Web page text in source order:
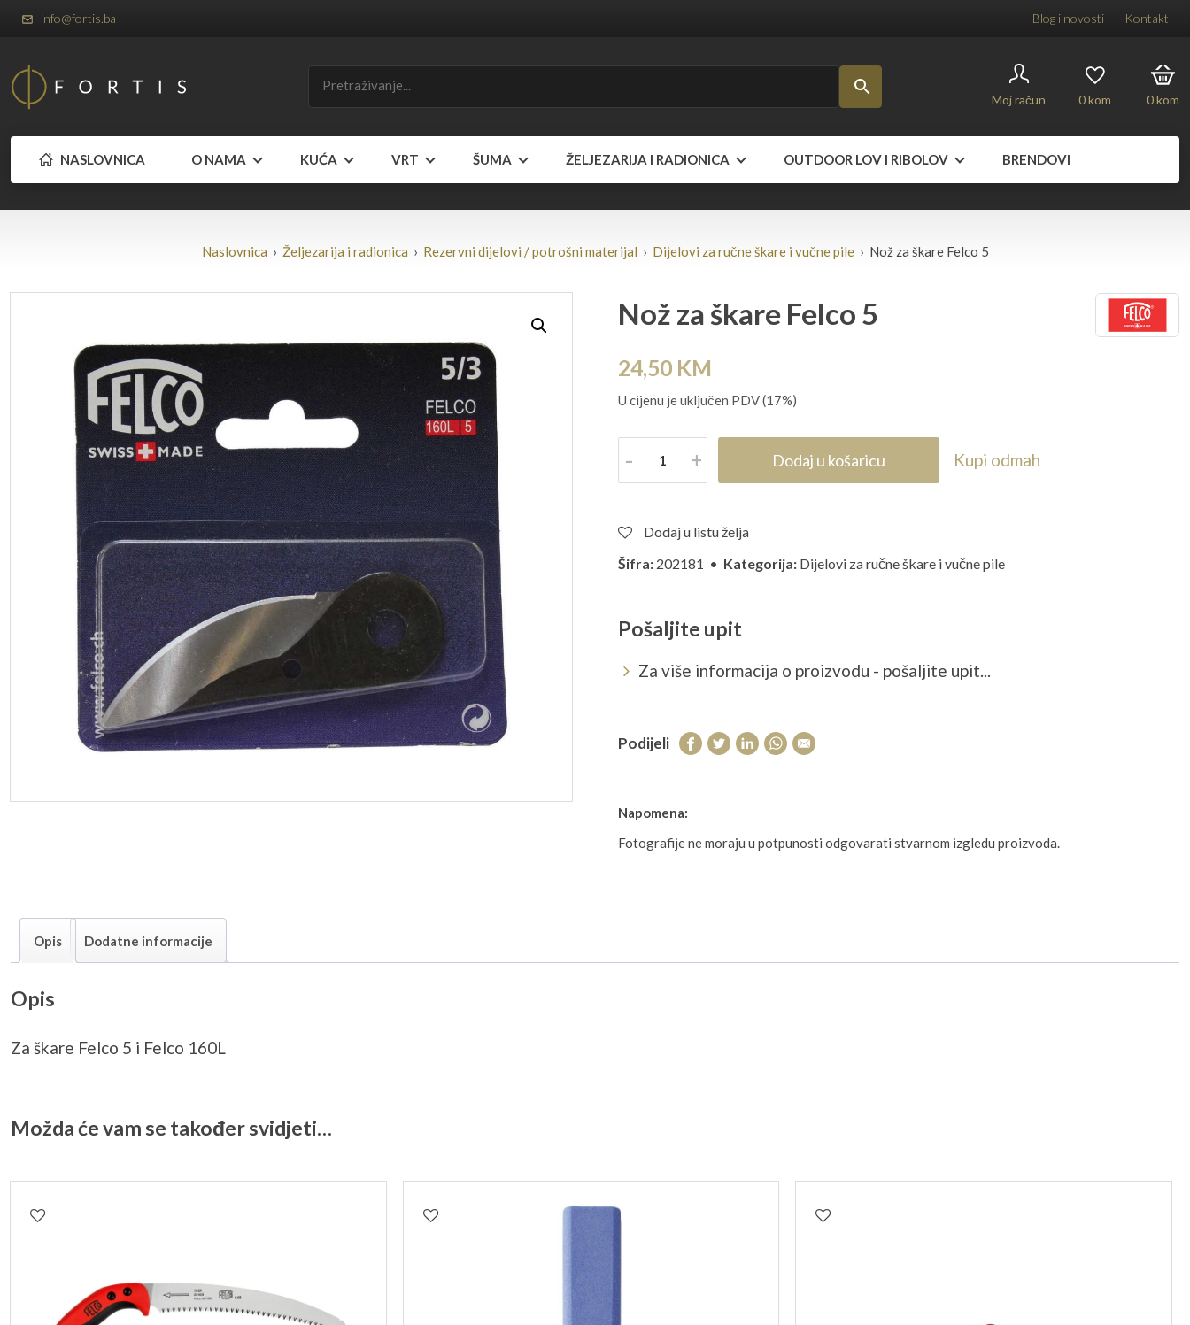
info@fortis.ba Blog i novosti Kontakt
Moj račun 0kom 0kom
NASLOVNICA O NAMA KUĆA VRT ŠUMA ŽELJEZARIJA I RADIONICA OUTDOOR LOV I RIBOLOV BRENDOVI
Naslovnica › Željezarija i radionica › Rezervni dijelovi / potrošni materijal › Dijelovi za ručne škare i vučne pile› Nož za škare Felco 5
Nož za škare Felco 5
24,50 KM
U cijenu je uključen PDV (17%)
Količina Dodaj u košaricu Kupi odmah
Dodaj u listu želja
Šifra: 202181 • Kategorija: Dijelovi za ručne škare i vučne pile
Pošaljite upit
Za više informacija o proizvodu - pošaljite upit...
Podijeli
Napomena:
Fotografije ne moraju u potpunosti odgovarati stvarnom izgledu proizvoda.
Opis Dodatne informacije
Opis
Za škare Felco 5 i Felco 160L
Možda će vam se također svidjeti…